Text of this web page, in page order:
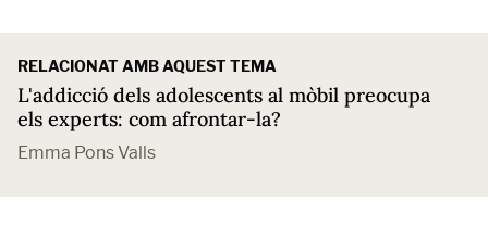
RELACIONAT AMB AQUEST TEMA
L'addicció dels adolescents al mòbil preocupa
els experts: com afrontar-la?
Emma Pons Valls